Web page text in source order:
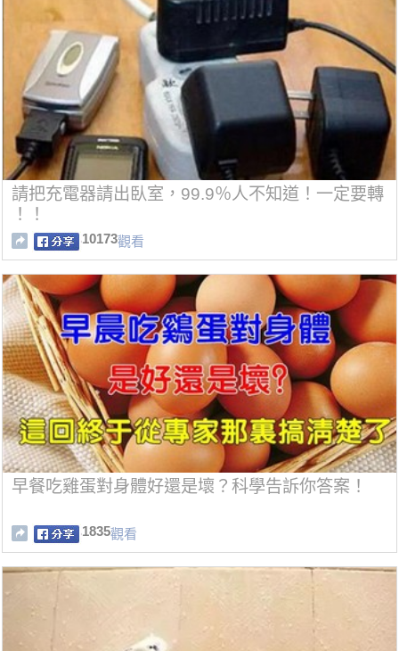
請把充電器請出臥室，99.9％人不知道！一定要轉
！！
10173觀看
早餐吃雞蛋對身體好還是壞？科學告訴你答案！
1835觀看